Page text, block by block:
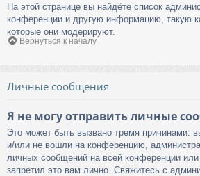
На этой странице вы найдёте список
конференции и другую информацию, такую
которые они модерируют.
Вернуться к началу
Личные сообщения
Я не могу отправить личные
Это может быть вызвано тремя причинами:
и/или не вошли на конференцию,
личных сообщений на всей конференции
запретил это вам лично. Свяжитесь с